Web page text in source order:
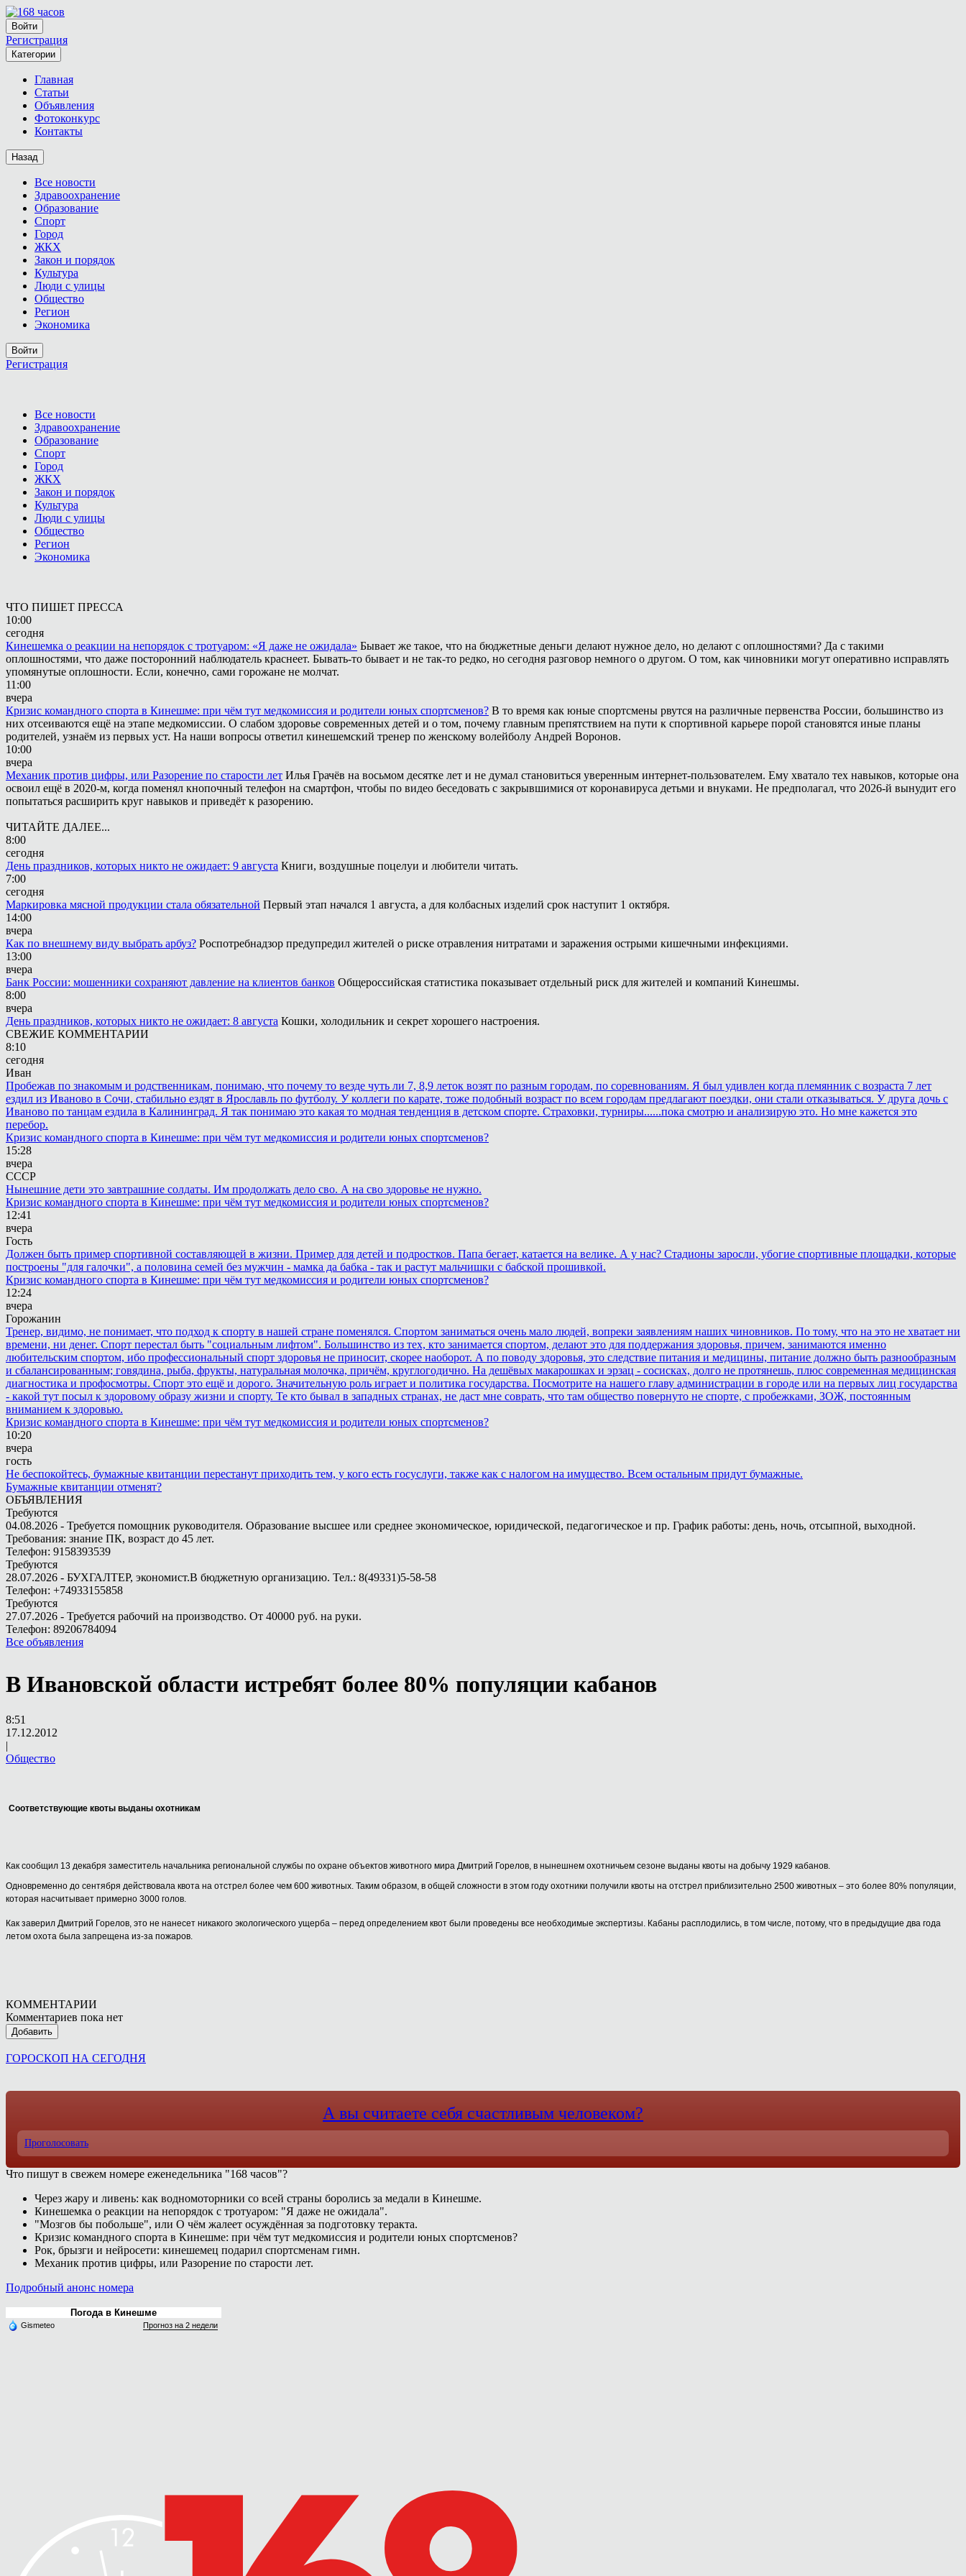
Войти
Регистрация
Категории
Главная
Статьи
Объявления
Фотоконкурс
Контакты
Назад
Все новости
Здравоохранение
Образование
Спорт
Город
ЖКХ
Закон и порядок
Культура
Люди с улицы
Общество
Регион
Экономика
Войти
Регистрация
Все новости
Здравоохранение
Образование
Спорт
Город
ЖКХ
Закон и порядок
Культура
Люди с улицы
Общество
Регион
Экономика
ЧТО ПИШЕТ ПРЕССА
10:00
сегодня
Кинешемка о реакции на непорядок с тротуаром: «Я даже не ожидала» Бывает же такое, что на бюджетные деньги делают нужное дело, но делают с оплошностями? Да с такими
оплошностями, что даже посторонний наблюдатель краснеет. Бывать-то бывает и не так-то редко, но сегодня разговор немного о другом. О том, как чиновники могут оперативно исправлять
упомянутые оплошности. Если, конечно, сами горожане не молчат.
11:00
вчера
Кризис командного спорта в Кинешме: при чём тут медкомиссия и родители юных спортсменов? В то время как юные спортсмены рвутся на различные первенства России, большинство из
них отсеиваются ещё на этапе медкомиссии. О слабом здоровье современных детей и о том, почему главным препятствием на пути к спортивной карьере порой становятся иные планы
родителей, узнаём из первых уст. На наши вопросы ответил кинешемский тренер по женскому волейболу Андрей Воронов.
10:00
вчера
Механик против цифры, или Разорение по старости лет Илья Грачёв на восьмом десятке лет и не думал становиться уверенным интернет-пользователем. Ему хватало тех навыков, которые она
освоил ещё в 2020-м, когда поменял кнопочный телефон на смартфон, чтобы по видео беседовать с закрывшимися от коронавируса детьми и внуками. Не предполагал, что 2026-й вынудит его
попытаться расширить круг навыков и приведёт к разорению.
ЧИТАЙТЕ ДАЛЕЕ...
8:00
сегодня
День праздников, которых никто не ожидает: 9 августа Книги, воздушные поцелуи и любители читать.
7:00
сегодня
Маркировка мясной продукции стала обязательной Первый этап начался 1 августа, а для колбасных изделий срок наступит 1 октября.
14:00
вчера
Как по внешнему виду выбрать арбуз? Роспотребнадзор предупредил жителей о риске отравления нитратами и заражения острыми кишечными инфекциями.
13:00
вчера
Банк России: мошенники сохраняют давление на клиентов банков Общероссийская статистика показывает отдельный риск для жителей и компаний Кинешмы.
8:00
вчера
День праздников, которых никто не ожидает: 8 августа Кошки, холодильник и секрет хорошего настроения.
СВЕЖИЕ КОММЕНТАРИИ
8:10
сегодня
Иван
Пробежав по знакомым и родственникам, понимаю, что почему то везде чуть ли 7, 8,9 леток возят по разным городам, по соревнованиям. Я был удивлен когда племянник с возраста 7 лет
ездил из Иваново в Сочи, стабильно ездят в Ярославль по футболу. У коллеги по карате, тоже подобный возраст по всем городам предлагают поездки, они стали отказываться. У друга дочь с
Иваново по танцам ездила в Калининград. Я так понимаю это какая то модная тенденция в детском спорте. Страховки, турниры......пока смотрю и анализирую это. Но мне кажется это
перебор.
Кризис командного спорта в Кинешме: при чём тут медкомиссия и родители юных спортсменов?
15:28
вчера
СССР
Нынешние дети это завтрашние солдаты. Им продолжать дело сво. А на сво здоровье не нужно.
Кризис командного спорта в Кинешме: при чём тут медкомиссия и родители юных спортсменов?
12:41
вчера
Гость
Должен быть пример спортивной составляющей в жизни. Пример для детей и подростков. Папа бегает, катается на велике. А у нас? Стадионы заросли, убогие спортивные площадки, которые
построены "для галочки", а половина семей без мужчин - мамка да бабка - так и растут мальчишки с бабской прошивкой.
Кризис командного спорта в Кинешме: при чём тут медкомиссия и родители юных спортсменов?
12:24
вчера
Горожанин
Тренер, видимо, не понимает, что подход к спорту в нашей стране поменялся. Спортом заниматься очень мало людей, вопреки заявлениям наших чиновников. По тому, что на это не хватает ни
времени, ни денег. Спорт перестал быть "социальным лифтом". Большинство из тех, кто занимается спортом, делают это для поддержания здоровья, причем, занимаются именно
любительским спортом, ибо профессиональный спорт здоровья не приносит, скорее наоборот. А по поводу здоровья, это следствие питания и медицины, питание должно быть разнообразным
и сбалансированным; говядина, рыба, фрукты, натуральная молочка, причём, круглогодично. На дешёвых макарошках и эрзац - сосисках, долго не протянешь, плюс современная медицинская
диагностика и профосмотры. Спорт это ещё и дорого. Значительную роль играет и политика государства. Посмотрите на нашего главу администрации в городе или на первых лиц государства
- какой тут посыл к здоровому образу жизни и спорту. Те кто бывал в западных странах, не даст мне соврать, что там общество повернуто не спорте, с пробежками, ЗОЖ, постоянным
вниманием к здоровью.
Кризис командного спорта в Кинешме: при чём тут медкомиссия и родители юных спортсменов?
10:20
вчера
гость
Не беспокойтесь, бумажные квитанции перестанут приходить тем, у кого есть госуслуги, также как с налогом на имущество. Всем остальным придут бумажные.
Бумажные квитанции отменят?
ОБЪЯВЛЕНИЯ
Требуются
04.08.2026 - Требуется помощник руководителя. Образование высшее или среднее экономическое, юридической, педагогическое и пр. График работы: день, ночь, отсыпной, выходной.
Требования: знание ПК, возраст до 45 лет.
Телефон: 9158393539
Требуются
28.07.2026 - БУХГАЛТЕР, экономист.В бюджетную организацию. Тел.: 8(49331)5-58-58
Телефон: +74933155858
Требуются
27.07.2026 - Требуется рабочий на производство. От 40000 руб. на руки.
Телефон: 89206784094
Все объявления
В Ивановской области истребят более 80% популяции кабанов
8:51
17.12.2012
|
Общество
Соответствующие квоты выданы охотникам
Как сообщил 13 декабря заместитель начальника региональной службы по охране объектов животного мира Дмитрий Горелов, в нынешнем охотничьем сезоне выданы квоты на добычу 1929 кабанов.
Одновременно до сентября действовала квота на отстрел более чем 600 животных. Таким образом, в общей сложности в этом году охотники получили квоты на отстрел приблизительно 2500 животных – это более 80% популяции,
которая насчитывает примерно 3000 голов.
Как заверил Дмитрий Горелов, это не нанесет никакого экологического ущерба – перед определением квот были проведены все необходимые экспертизы. Кабаны расплодились, в том числе, потому, что в предыдущие два года
летом охота была запрещена из-за пожаров.
КОММЕНТАРИИ
Комментариев пока нет
Добавить
ГОРОСКОП НА СЕГОДНЯ
А вы считаете себя счастливым человеком?
Проголосовать
Что пишут в свежем номере еженедельника "168 часов"?
Через жару и ливень: как водномоторники со всей страны боролись за медали в Кинешме.
Кинешемка о реакции на непорядок с тротуаром: "Я даже не ожидала".
"Мозгов бы побольше", или О чём жалеет осуждённая за подготовку теракта.
Кризис командного спорта в Кинешме: при чём тут медкомиссия и родители юных спортсменов?
Рок, брызги и нейросети: кинешемец подарил спортсменам гимн.
Механик против цифры, или Разорение по старости лет.
Подробный анонс номера
Погода в Кинешме
Gismeteo Прогноз на 2 недели